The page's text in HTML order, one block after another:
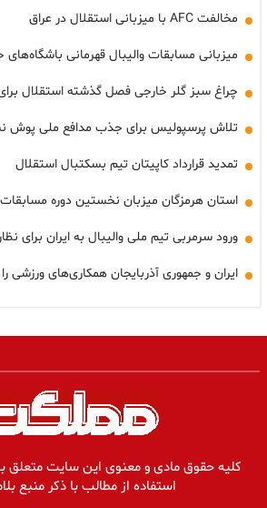
مخالفت AFC با میزبانی استقلال در عراق
میزبانی مسابقات والیبال قهرمانی
چراغ سبز گلر خارجی فصل گذشته استقلال
تلاش پرسپولیس برای جذب مدافع ملی پوش
تمدید قرارداد کاپیتان تیم بسکتبال استقلال
استان هرمزگان میزبان نخستین دوره
ورود سرمربی تیم ملی والیبال به ایران برای
ایران و جمهوری آذربایجان همکاری‌های ورزشی
کلیه حقوق مادی و معنوی این سایت متعلق
استفاده از مطالب با ذکر منبع